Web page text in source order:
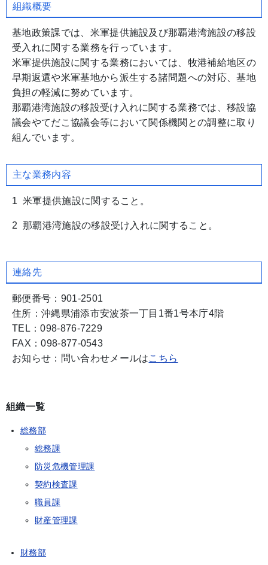
組織概要
基地政策課では、米軍提供施設及び那覇港湾施設の移設
受入れに関する業務を行っています。
米軍提供施設に関する業務においては、牧港補給地区の
早期返還や米軍基地から派生する諸問題への対応、基地
負担の軽減に努めています。
那覇港湾施設の移設受け入れに関する業務では、移設協
議会やてだこ協議会等において関係機関との調整に取り
組んでいます。
主な業務内容
1 米軍提供施設に関すること。
2 那覇港湾施設の移設受け入れに関すること。
連絡先
郵便番号：901-2501
住所：沖縄県浦添市安波茶一丁目1番1号本庁4階
TEL：098-876-7229
FAX：098-877-0543
お知らせ：問い合わせメールはこちら
組織一覧
総務部
総務課
防災危機管理課
契約検査課
職員課
財産管理課
財務部